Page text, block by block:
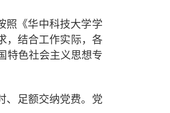
照《华中科技大学学
，结合工作实际，各
特色社会主义思想专
、足额交纳党费。党